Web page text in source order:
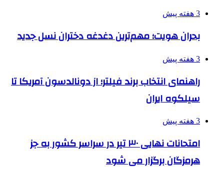
3 هفته پیش
بحران هویت؛ مهم‌ترین دغدغه دختران نسل جدید
3 هفته پیش
راهنمای انتخاب برند فیلتر؛ از دونالدسون آمریکا تا
سیلکوه ایران
3 هفته پیش
امتحانات نهایی ۳۰ تیر در سراسر کشور به جز
هرمزگان برگزار می شود